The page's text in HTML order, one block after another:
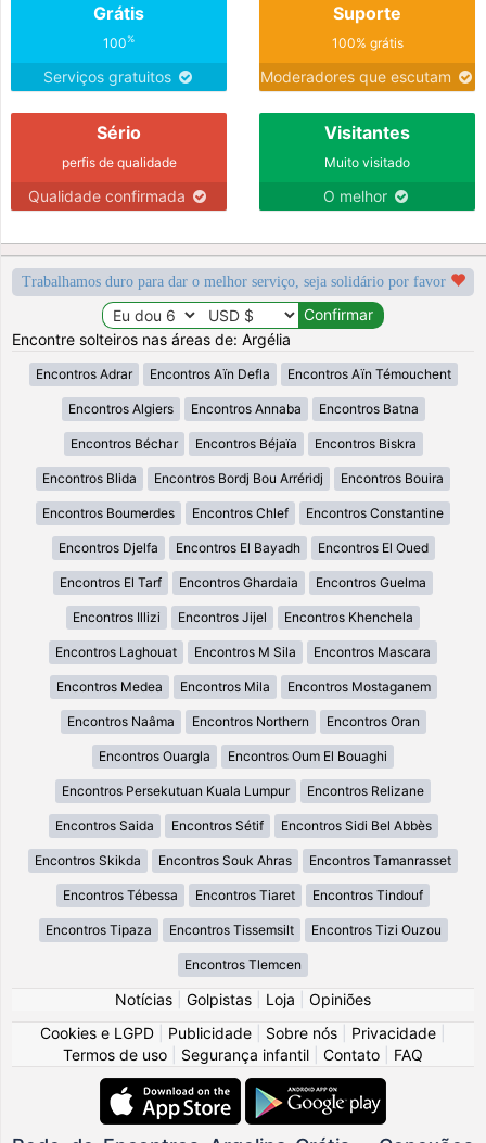
Grátis
100%
Serviços gratuitos
Suporte
100% grátis
Moderadores que escutam
Sério
perfis de qualidade
Qualidade confirmada
Visitantes
Muito visitado
O melhor
Trabalhamos duro para dar o melhor serviço, seja solidário por favor
Encontre solteiros nas áreas de: Argélia
Encontros Adrar Encontros Aïn Defla Encontros Aïn Témouchent
Encontros Algiers Encontros Annaba Encontros Batna
Encontros Béchar Encontros Béjaïa Encontros Biskra
Encontros Blida Encontros Bordj Bou Arréridj Encontros Bouira
Encontros Boumerdes Encontros Chlef Encontros Constantine
Encontros Djelfa Encontros El Bayadh Encontros El Oued
Encontros El Tarf Encontros Ghardaia Encontros Guelma
Encontros Illizi Encontros Jijel Encontros Khenchela
Encontros Laghouat Encontros M Sila Encontros Mascara
Encontros Medea Encontros Mila Encontros Mostaganem
Encontros Naâma Encontros Northern Encontros Oran
Encontros Ouargla Encontros Oum El Bouaghi
Encontros Persekutuan Kuala Lumpur Encontros Relizane
Encontros Saida Encontros Sétif Encontros Sidi Bel Abbès
Encontros Skikda Encontros Souk Ahras Encontros Tamanrasset
Encontros Tébessa Encontros Tiaret Encontros Tindouf
Encontros Tipaza Encontros Tissemsilt Encontros Tizi Ouzou
Encontros Tlemcen
Notícias Golpistas Loja
Opiniões
Cookies e LGPD
Publicidade Sobre nós Privacidade
Termos de uso
Segurança infantil Contato FAQ